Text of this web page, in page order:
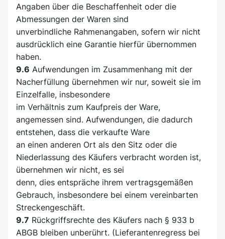
Angaben über die Beschaffenheit oder die
Abmessungen der Waren sind
unverbindliche Rahmenangaben, sofern wir nicht
ausdrücklich eine Garantie hierfür übernommen
haben.
9.6 Aufwendungen im Zusammenhang mit der
Nacherfüllung übernehmen wir nur, soweit sie im
Einzelfalle, insbesondere
im Verhältnis zum Kaufpreis der Ware,
angemessen sind. Aufwendungen, die dadurch
entstehen, dass die verkaufte Ware
an einen anderen Ort als den Sitz oder die
Niederlassung des Käufers verbracht worden ist,
übernehmen wir nicht, es sei
denn, dies entspräche ihrem vertragsgemäßen
Gebrauch, insbesondere bei einem vereinbarten
Streckengeschäft.
9.7 Rückgriffsrechte des Käufers nach § 933 b
ABGB bleiben unberührt. (Lieferantenregress bei